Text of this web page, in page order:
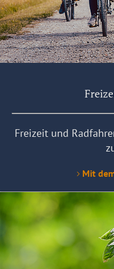
Freizeit und
Mit